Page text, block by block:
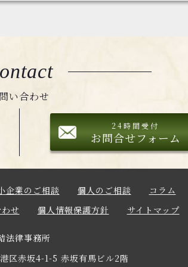
い合わせ
24時間受付
お問合せフォーム
企業のご相談 個人のご相談
コラム
せ 個人情報保護方針 サイトマップ
法律事務所
区赤坂4-1-5 赤坂有馬ビル2階